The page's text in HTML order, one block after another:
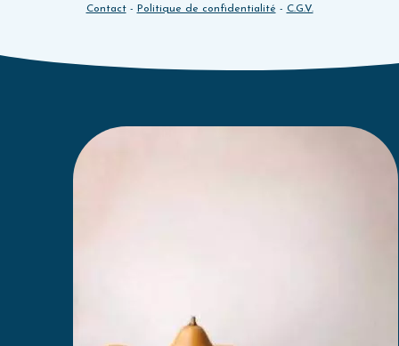
Contact- Politique de confidentialité - C.G.V.